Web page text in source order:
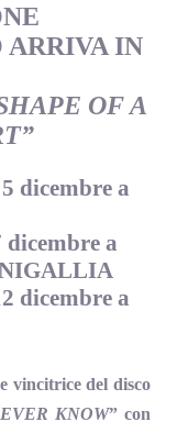
ARRIVA IN
OF A
dicembre a
a
dicembre a
vincitrice del disco
KNOW” con